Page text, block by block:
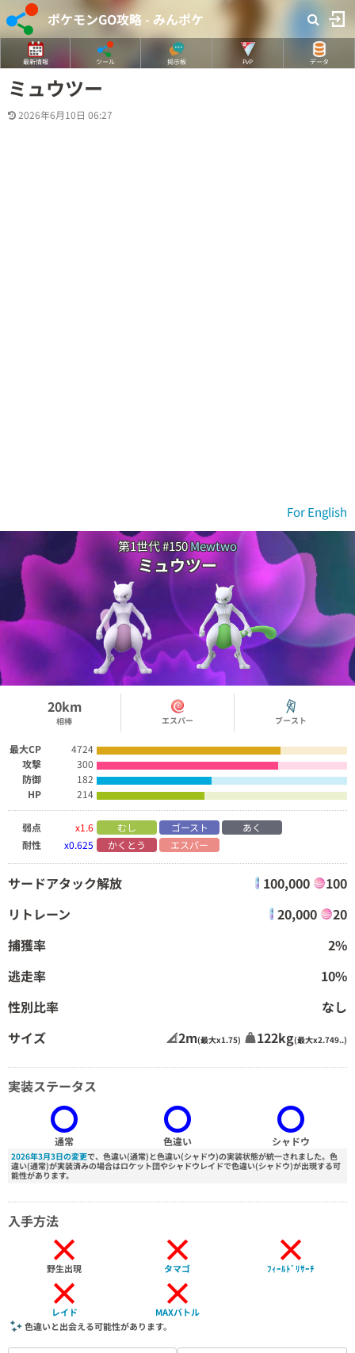
ポケモンGO攻略 - みんポケ
最新情報 ツール 掲示板 PvP データ
ミュウツー
2026年6月10日 06:27
For English
第1世代 #150Mewtwo
ミュウツー
20km
相棒 エスパー ブースト
最大CP
4724
攻撃
300
防御
182
HP
214
弱点 x1.6 むし ゴースト
あく
耐性
x0.625 かくとう エスパー
サードアタック解放 100,000
100
リトレーン
20,000
20
捕獲率
2%
逃走率
10%
性別比率
なし
サイズ
2m(最大x1.75) 122kg(最大x2.749..)
実装ステータス
通常 色違い シャドウ
2026年3月3日の変更で、色違い(通常)と色違い(シャドウ)の実装状態が統一されました。色
違い(通常)が実装済みの場合はロケット団やシャドウレイドで色違い(シャドウ)が出現する可
能性があります。
入手方法
×
野生出現 ×
タマゴ ×
ﾌｨｰﾙﾄﾞﾘｻｰﾁ
×
レイド ×
MAXバトル
色違いと出会える可能性があります。